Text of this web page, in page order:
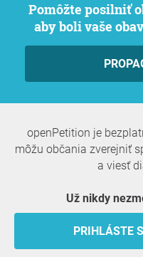
Pomôžte posilniť občiansku účasť. Chceme,
aby boli vaše
openPetition je
môžu občania zverejniť
a viesť
Už nikdy
PRIHLÁSTE